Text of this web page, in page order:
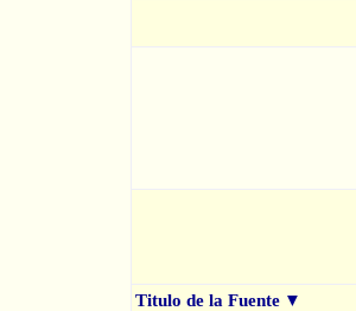
Titulo de la Fuente ▼